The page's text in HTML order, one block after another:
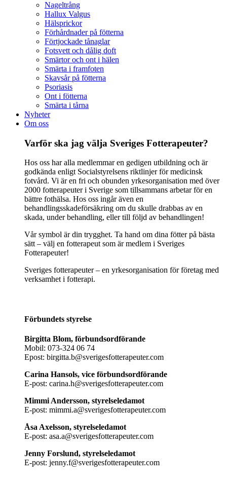
Nageltrång
Hallux Valgus
Hälsprickor
Förhårdnader på fötterna
Förtjockade tånaglar
Fotsvett och dålig doft
Smärtor och ont i hälen
Smärta i framfoten
Skavsår på fötterna
Psoriasis
Ont i fötterna
Smärta i tårna
Nyheter
Om oss
Varför ska jag välja Sveriges Fotterapeuter?
Hos oss har alla medlemmar en gedigen utbildning och är
godkända enligt Socialstyrelsens riktlinjer för medicinsk
fotvård. Vi är en fri och obunden yrkesorganisation med över
2000 fotterapeuter i Sverige som tillsammans arbetar för en
bättre fothälsa. Hos oss ingår även en
behandlingsskadeförsäkring om du skulle drabbas av en
skada, under behandling, eller till följd av behandlingen!
Vår symbol är din trygghet. Ta hand om dina fötter på bästa
sätt – välj en fotterapeut som är medlem i Sveriges
Fotterapeuter!
Sveriges fotterapeuter – en yrkesorganisation för företag med
verksamhet i fotterapi.
Förbundets styrelse
Birgitta Blom, förbundsordförande
Mobil: 073-324 06 74
Epost: birgitta.b@sverigesfotterapeuter.com
Carina Hansols, vice förbundsordförande
E-post: carina.h@sverigesfotterapeuter.com
Mimmi Andersson, styrelseledamot
E-post: mimmi.a@sverigesfotterapeuter.com
Åsa Axelsson, styrelseledamot
E-post: asa.a@sverigesfotterapeuter.com
Jenny Forslund, styrelseledamot
E-post: jenny.f@sverigesfotterapeuter.com